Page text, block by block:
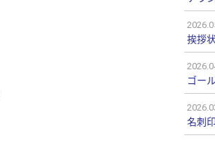
挨拶
ゴー
名刺